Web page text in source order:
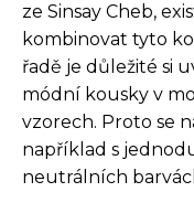
ze Sinsay Cheb,
kombinovat tyto
řadě je důležité si
módní kousky v
vzorech. Proto se
například s
neutrálních